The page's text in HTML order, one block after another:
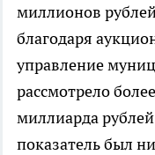
миллионов
благодаря
управление
рассмотрело
миллиарда
показатель был